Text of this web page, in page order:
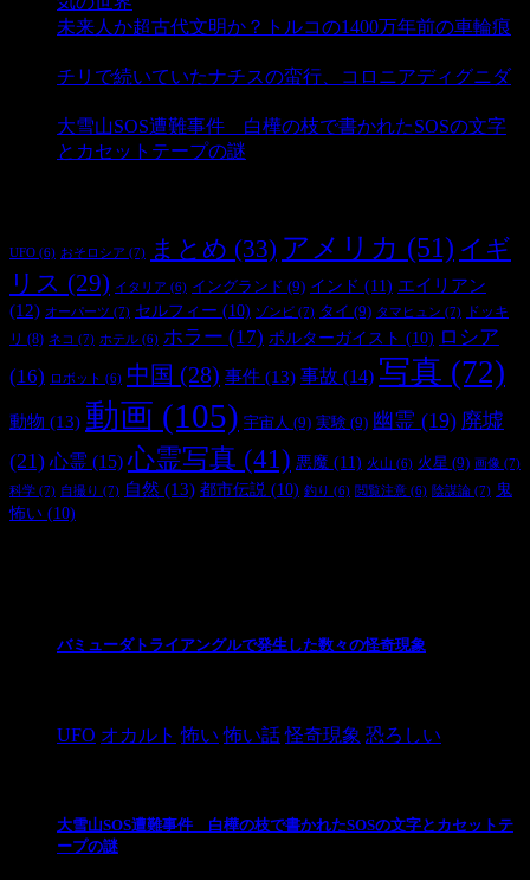
未来人か超古代文明か？トルコの1400万年前の車輪痕
チリで続いていたナチスの蛮行、コロニアディグニダ
大雪山SOS遭難事件 白樺の枝で書かれたSOSの文字
とカセットテープの謎
UFO (6) おそロシア (7) まとめ (33) アメリカ (51) イギ
リス (29) イタリア (6) イングランド (9) インド (11) エイリアン
(12) オーパーツ (7) セルフィー (10) ゾンビ (7) タイ (9) タマヒュン (7)
ドッキ
リ (8) ネコ (7) ホテル (6) ホラー (17) ポルターガイスト (10) ロシア
(16)
ロボット (6) 中国 (28) 事件 (13) 事故 (14) 写真 (72)
動物 (13) 動画 (105) 宇宙人 (9) 実験 (9) 幽霊 (19) 廃墟
(21) 心霊 (15) 心霊写真 (41) 悪魔 (11) 火山 (6) 火星 (9) 画像 (7)
科学 (7) 自撮り (7) 自然 (13) 都市伝説 (10) 釣り (6) 閲覧注意 (6) 陰謀論 (7) 鬼
怖い (10)
バミューダトライアングルで発生した数々の怪奇現象
UFO オカルト 怖い 怖い話 怪奇現象 恐ろしい
大雪山SOS遭難事件 白樺の枝で書かれたSOSの文字とカセットテ
ープの謎